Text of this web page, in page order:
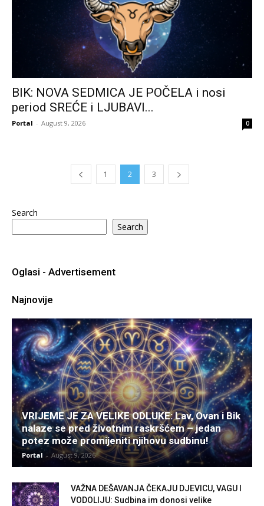
BIK: NOVA SEDMICA JE POČELA i nosi
period SREĆE i LJUBAVI...
Portal - August 9, 2026 0
1 2 3
Search
Search
Oglasi - Advertisement
Najnovije
VRIJEME JE ZA VELIKE ODLUKE: Lav, Ovan i Bik
nalaze se pred životnim raskršćem – jedan
potez može promijeniti njihovu sudbinu!
Portal - August 9, 2026
VAŽNA DEŠAVANJA ČEKAJU DJEVICU, VAGU I
VODOLIJU: Sudbina im donosi velike